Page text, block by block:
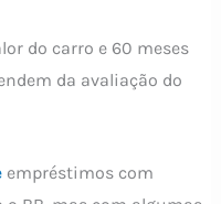
do carro e 60 meses
da avaliação do
empréstimos com